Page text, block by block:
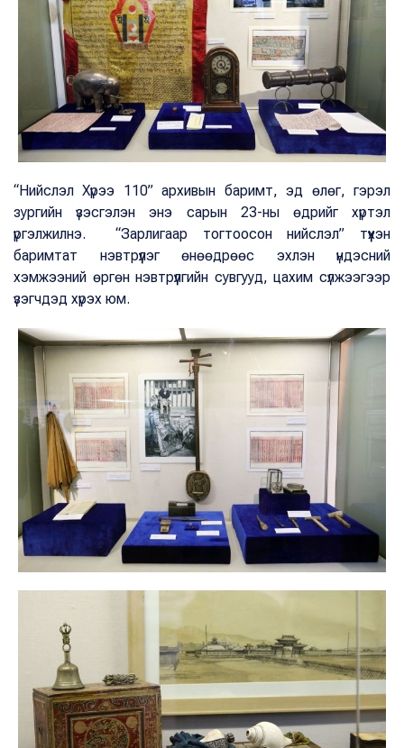
“Нийслэл Хүрээ 110” архивын баримт, эд өлөг, гэрэл
зургийн үзэсгэлэн энэ сарын 23-ны өдрийг хүртэл
үргэлжилнэ. “Зарлигаар тогтоосон нийслэл” түүхэн
баримтат нэвтрүүлэг өнөөдрөөс эхлэн үндэсний
хэмжээний өргөн нэвтрүүлгийн сувгууд, цахим сүлжээгээр
үзэгчдэд хүрэх юм.